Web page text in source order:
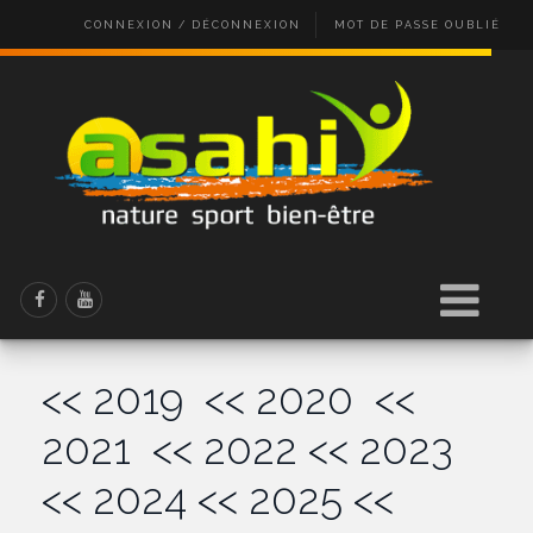
CONNEXION / DÉCONNEXION MOT DE PASSE OUBLIÉ
<< 2019 << 2020 <<
2021 << 2022 << 2023
<< 2024 << 2025 <<